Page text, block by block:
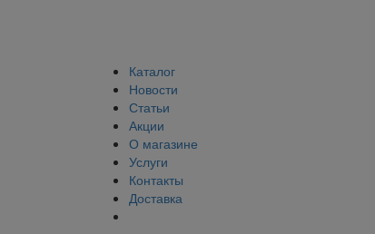
Каталог
Новости
Статьи
Акции
О магазине
Услуги
Контакты
Доставка